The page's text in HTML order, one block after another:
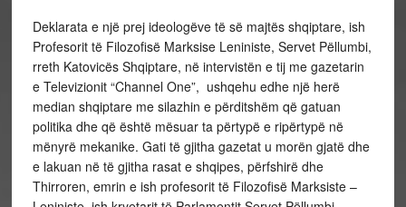
Deklarata e një prej ideologëve të së majtës shqiptare, ish
Profesorit të Filozofisë Marksise Leniniste, Servet Pëllumbi,
rreth Katovicës Shqiptare, në intervistën e tij me gazetarin
e Televizionit “Channel One”, ushqehu edhe një herë
median shqiptare me silazhin e përditshëm që gatuan
politika dhe që është mësuar ta përtypë e ripërtypë në
mënyrë mekanike. Gati të gjitha gazetat u morën gjatë dhe
e lakuan në të gjitha rasat e shqipes, përfshirë dhe
Thirroren, emrin e ish profesorit të Filozofisë Marksiste –